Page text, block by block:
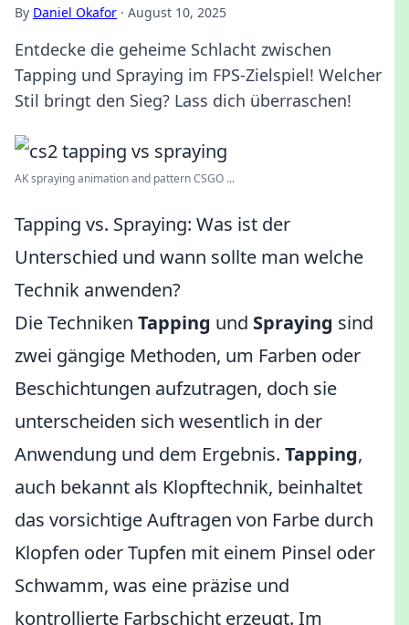
By Daniel Okafor · August 10, 2025
Entdecke die geheime Schlacht zwischen
Tapping und Spraying im FPS-Zielspiel! Welcher
Stil bringt den Sieg? Lass dich überraschen!
AK spraying animation and pattern CSGO ...
Tapping vs. Spraying: Was ist der
Unterschied und wann sollte man welche
Technik anwenden?
Die Techniken Tapping und Spraying sind
zwei gängige Methoden, um Farben oder
Beschichtungen aufzutragen, doch sie
unterscheiden sich wesentlich in der
Anwendung und dem Ergebnis. Tapping,
auch bekannt als Klopftechnik, beinhaltet
das vorsichtige Auftragen von Farbe durch
Klopfen oder Tupfen mit einem Pinsel oder
Schwamm, was eine präzise und
kontrollierte Farbschicht erzeugt. Im